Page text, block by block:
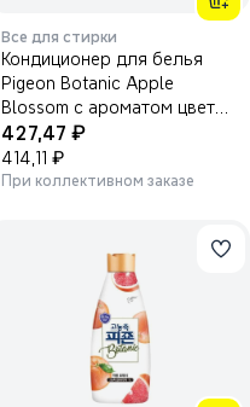
Все для стирки
Кондиционер для белья
Pigeon Botanic Apple
Blossom с ароматом цветов
яблони 1000 мл
427,47 ₽
414,11 ₽
При коллективном заказе